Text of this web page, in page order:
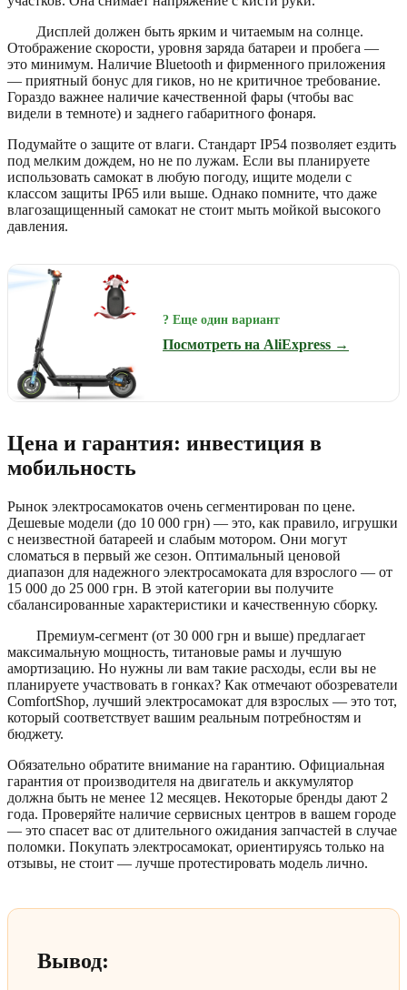
Дисплей должен быть ярким и читаемым на солнце.
Отображение скорости, уровня заряда батареи и пробега —
это минимум. Наличие Bluetooth и фирменного приложения
— приятный бонус для гиков, но не критичное требование.
Гораздо важнее наличие качественной фары (чтобы вас
видели в темноте) и заднего габаритного фонаря.
Подумайте о защите от влаги. Стандарт IP54 позволяет ездить
под мелким дождем, но не по лужам. Если вы планируете
использовать самокат в любую погоду, ищите модели с
классом защиты IP65 или выше. Однако помните, что даже
влагозащищенный самокат не стоит мыть мойкой высокого
давления.
? Еще один вариант
Посмотреть на AliExpress →
Цена и гарантия: инвестиция в
мобильность
Рынок электросамокатов очень сегментирован по цене.
Дешевые модели (до 10 000 грн) — это, как правило, игрушки
с неизвестной батареей и слабым мотором. Они могут
сломаться в первый же сезон. Оптимальный ценовой
диапазон для надежного электросамоката для взрослого — от
15 000 до 25 000 грн. В этой категории вы получите
сбалансированные характеристики и качественную сборку.
Премиум-сегмент (от 30 000 грн и выше) предлагает
максимальную мощность, титановые рамы и лучшую
амортизацию. Но нужны ли вам такие расходы, если вы не
планируете участвовать в гонках? Как отмечают обозреватели
ComfortShop, лучший электросамокат для взрослых — это тот,
который соответствует вашим реальным потребностям и
бюджету.
Обязательно обратите внимание на гарантию. Официальная
гарантия от производителя на двигатель и аккумулятор
должна быть не менее 12 месяцев. Некоторые бренды дают 2
года. Проверяйте наличие сервисных центров в вашем городе
— это спасет вас от длительного ожидания запчастей в случае
поломки. Покупать электросамокат, ориентируясь только на
отзывы, не стоит — лучше протестировать модель лично.
Вывод: